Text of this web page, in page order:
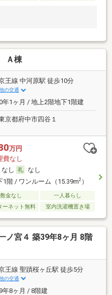
Ａ棟
王線 中河原駅 徒歩10分
の交通
年1ヶ月 / 地上2階地下1階建
京都府中市四谷１
万円
費なし
なし
なし
1階 / ワンルーム（15.39m2）
敷金なし
一人暮らし
ーネット無料 室内洗濯機置き場
ノ宮４ 築39年8ヶ月 8階
王線 聖蹟桜ヶ丘駅 徒歩5分
の交通
年8ヶ月 / 8階建